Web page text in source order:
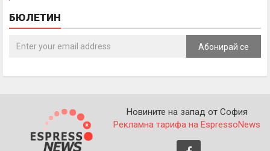
БЮЛЕТИН
Абонирай се
Новините на запад от София
Рекламна тарифа на EspressoNews